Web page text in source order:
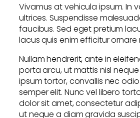
Vivamus at vehicula ipsum. In
ultrices. Suspendisse
faucibus. Sed eget pretium
lacus quis enim efficitur ornare
Nullam hendrerit, ante in
porta arcu, ut mattis nisl
ipsum tortor, convallis nec odio
semper elit. Nunc vel libero
dolor sit amet, consectetur
ut neque a diam gravida